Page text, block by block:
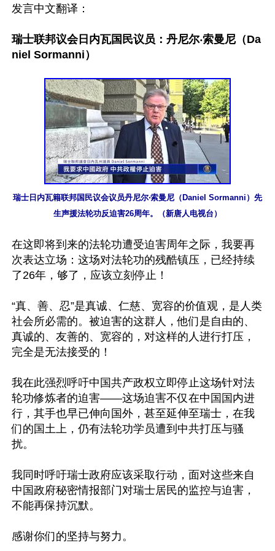
发言中文翻译：
瑞士联邦议会日内瓦国民议员：丹尼尔‧索曼尼（Da
niel Sormanni）
瑞士日内瓦籍联邦国民议会议员丹尼尔‧索曼尼（Daniel Sormanni）先
生声援法轮功反迫害26周年。（新唐人电视台）
在这即将到来的法轮功遭受迫害周年之际，我要再
次表达立场：这场对法轮功的残酷镇压，已经持续
了26年，够了，应该立刻停止！
“真、善、忍”是真诚、仁慈、宽容的价值观，是人类
社会所必需的。被迫害的这群人，他们是自由的、
真诚的、友善的、宽容的，对这样的人进行打压，
完全是无法接受的！
我在此强烈呼吁中国共产政权立即停止这场针对法
轮功修炼者的迫害——这场迫害不仅在中国国内进
行，其手也早已伸向国外，甚至延伸至瑞士，在我
们的国土上，仍有法轮功学员遭到中共打压与骚
扰。
我同时呼吁瑞士政府应该采取行动，面对这些来自
中国政府秘密情报部门对瑞士居民的监控与迫害，
不能再保持沉默。
感谢你们的坚持与努力。